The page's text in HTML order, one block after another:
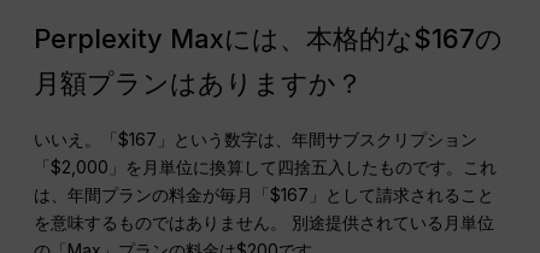
Perplexity Maxには、本格的な$167の
月額プランはありますか？
いいえ。「$167」という数字は、年間サブスクリプション
「$2,000」を月単位に換算して四捨五入したものです。これ
は、年間プランの料金が毎月「$167」として請求されること
を意味するものではありません。 別途提供されている月単位